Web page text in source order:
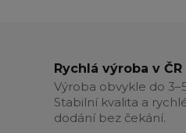
Rychlá výroba v ČR
Výroba obvykle do
Stabilní kvalita a
dodání bez čekání.